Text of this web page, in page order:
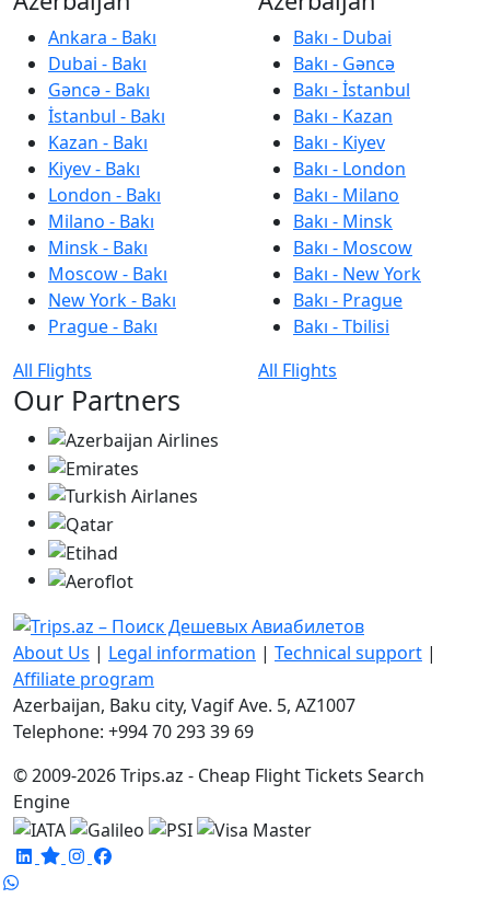
Ankara - Bakı
Dubai - Bakı
Gəncə - Bakı
İstanbul - Bakı
Kazan - Bakı
Kiyev - Bakı
London - Bakı
Milano - Bakı
Minsk - Bakı
Moscow - Bakı
New York - Bakı
Prague - Bakı
All Flights
Bakı - Dubai
Bakı - Gəncə
Bakı - İstanbul
Bakı - Kazan
Bakı - Kiyev
Bakı - London
Bakı - Milano
Bakı - Minsk
Bakı - Moscow
Bakı - New York
Bakı - Prague
Bakı - Tbilisi
All Flights
Our Partners
About Us | Legal information | Technical support |
Affiliate program
Azerbaijan, Baku city, Vagif Ave. 5, AZ1007
Telephone: +994 70 293 39 69
© 2009-2026 Trips.az - Cheap Flight Tickets Search
Engine